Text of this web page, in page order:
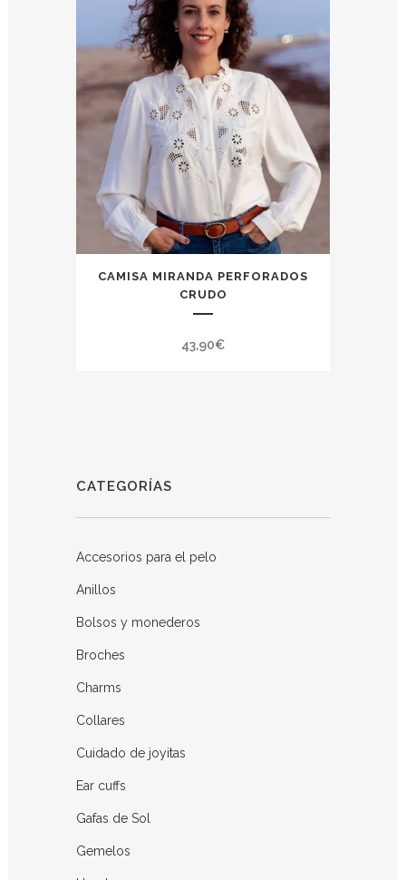
era:
44,90€.
es:
31,43€.
CAMISA MIRANDA PERFORADOS
CRUDO
43,90€
CATEGORÍAS
Accesorios para el pelo
Anillos
Bolsos y monederos
Broches
Charms
Collares
Cuidado de joyitas
Ear cuffs
Gafas de Sol
Gemelos